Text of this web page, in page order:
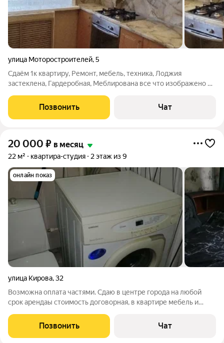
улица Моторостроителей,5
Сдаём 1к квартиру, Ремонт, мебель, техника, Лоджия
застеклена, Гардеробная, Меблирована все что изображено на
электроэнергия и вода по счетчикам, Единоразовая
комиссия:15000(заключается договор
Позвонить Чат
20 000 ₽ в месяц
22 м² квартира-студия 2 этаж из 9
онлайн показ
улица Кирова,32
Возможна оплата частями. Сдаю в центре города на любой
срок арендаы стоимость договорная, в квартире мебель и
Позвонить Чат